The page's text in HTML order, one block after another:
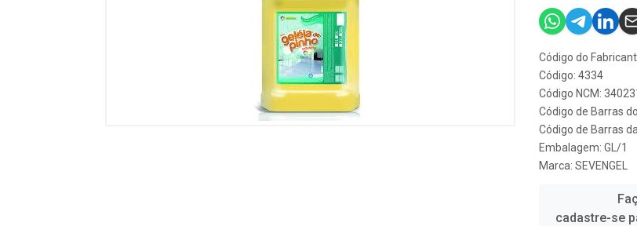
Código do
Código: 4334
Código NCM:
Código de Barras
Código de Barras
Embalagem: GL/1
Marca: SEVENGEL
cadastre-se